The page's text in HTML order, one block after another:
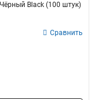
Black (100 штук)
Сравнить